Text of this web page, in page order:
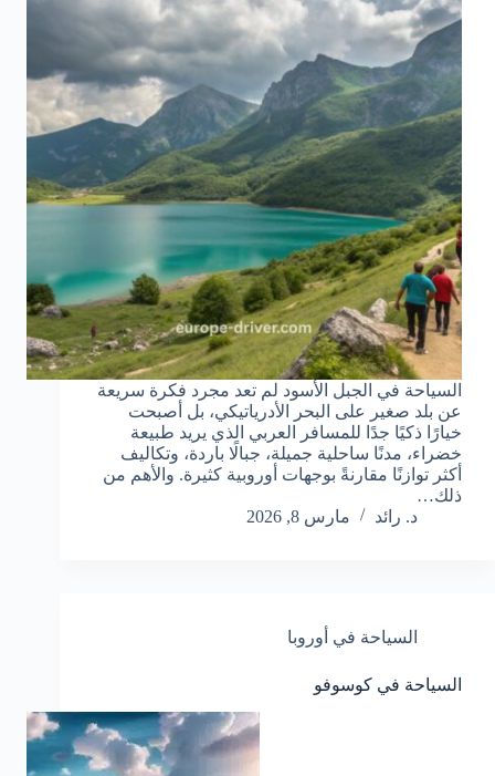
السياحة في الجبل الأسود لم تعد مجرد فكرة سريعة
عن بلد صغير على البحر الأدرياتيكي، بل أصبحت
خيارًا ذكيًا جدًا للمسافر العربي الذي يريد طبيعة
خضراء، مدنًا ساحلية جميلة، جبالًا باردة، وتكاليف
أكثر توازنًا مقارنةً بوجهات أوروبية كثيرة. والأهم من
ذلك…
د. رائد
مارس 8, 2026
السياحة في أوروبا
السياحة في كوسوفو